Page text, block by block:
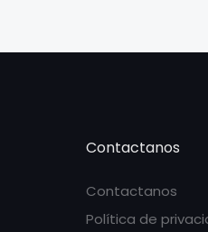
Contactanos
Contactanos
Política de